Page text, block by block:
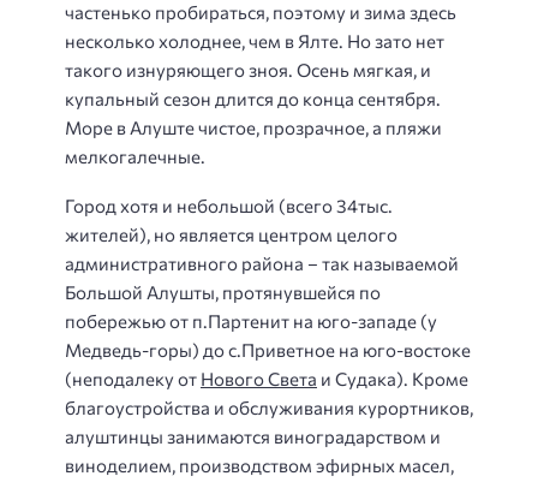
частенько пробираться, поэтому и зима здесь
несколько холоднее, чем в Ялте. Но зато нет
такого изнуряющего зноя. Осень мягкая, и
купальный сезон длится до конца сентября.
Море в Алуште чистое, прозрачное, а пляжи
мелкогалечные.
Город хотя и небольшой (всего 34тыс.
жителей), но является центром целого
административного района – так называемой
Большой Алушты, протянувшейся по
побережью от п.Партенит на юго-западе (у
Медведь-горы) до с.Приветное на юго-востоке
(неподалеку от Нового Света и Судака). Кроме
благоустройства и обслуживания курортников,
алуштинцы занимаются виноградарством и
виноделием, производством эфирных масел,